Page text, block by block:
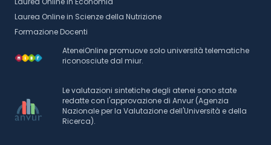
Laurea Online in Scienze della Nutrizione
Formazione Docenti
AteneiOnline promuove solo università telematiche
riconosciute dal miur.
Le valutazioni sintetiche degli atenei sono state
redatte con l'approvazione di Anvur (Agenzia
Nazionale per la Valutazione dell'Università e della
Ricerca).